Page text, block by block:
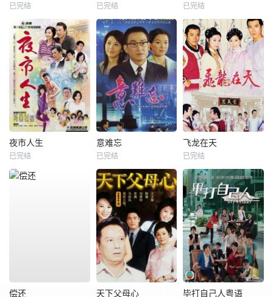
已完结 已完结 已完结
夜市人生
已完结
意难忘
已完结
飞龙在天
已完结
偿还 天下父母心 毕打自己人粤语